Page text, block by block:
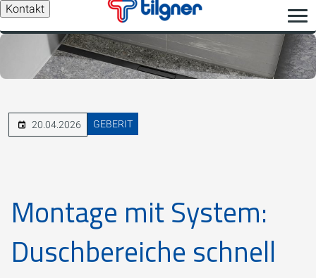
Kontakt
20.04.2026 GEBERIT
Montage mit System:
Duschbereiche schnell